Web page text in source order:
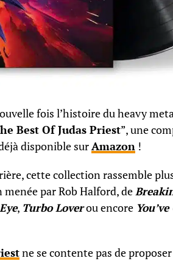
fois l’histoire du heavy
Best Of Judas Priest”, une
disponible surAmazon !
cette collection rassemble
par Rob Halford, de
, Turbo Loverou encore
ne se contente pas de